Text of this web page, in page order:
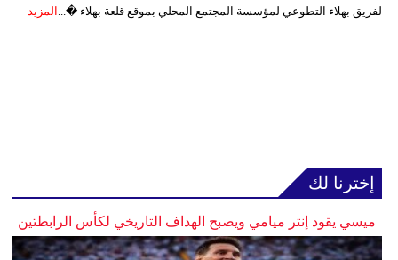
لفريق بهلاء التطوعي لمؤسسة المجتمع المحلي بموقع قلعة بهلاء �... المزيد
إخترنا لك
ميسي يقود إنتر ميامي ويصبح الهداف التاريخي لكأس الرابطتين